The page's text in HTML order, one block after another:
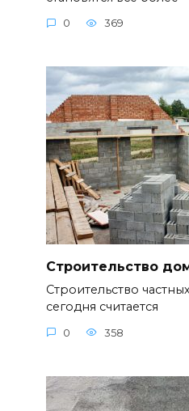
0 369
Строительство
Строительство
сегодня считается
0 358